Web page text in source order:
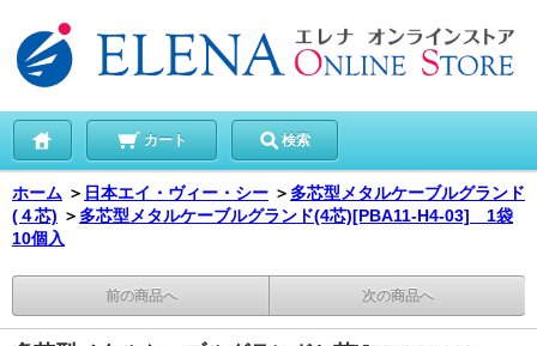
カート 検索
ホーム ＞ 日本エイ・ヴィー・シー ＞ 多芯型メタルケーブルグランド
(４芯) ＞ 多芯型メタルケーブルグランド(4芯)[PBA11-H4-03] 1袋
10個入
前の商品へ 次の商品へ